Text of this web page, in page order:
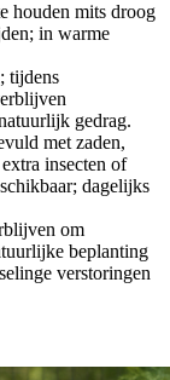
houden mits droog
in warme
tijdens
gedrag.
met zaden,
insecten of
dagelijks
om
beplanting
verstoringen